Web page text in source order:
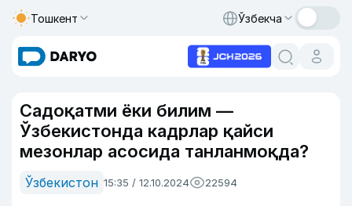
Тошкент Ўзбекча
Садоқатми ёки билим —
Ўзбекистонда кадрлар қайси
мезонлар асосида танланмоқда?
Ўзбекистон 15:35 / 12.10.2024 22594